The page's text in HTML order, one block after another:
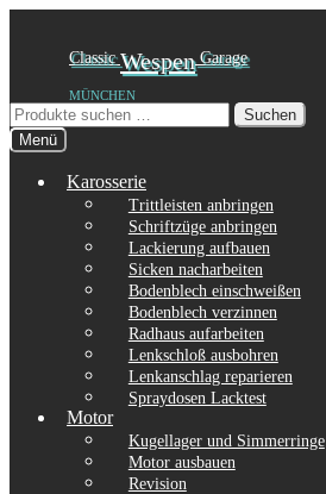
springen
springen
ClassicWespen Garage
MÜNCHEN
Suchen
nach:
Suchen
Menü
Karosserie
Trittleisten anbringen
Schriftzüge anbringen
Lackierung aufbauen
Sicken nacharbeiten
Bodenblech einschweißen
Bodenblech verzinnen
Radhaus aufarbeiten
Lenkschloß ausbohren
Lenkanschlag reparieren
Spraydosen Lacktest
Motor
Kugellager und Simmerringe
Motor ausbauen
Revision